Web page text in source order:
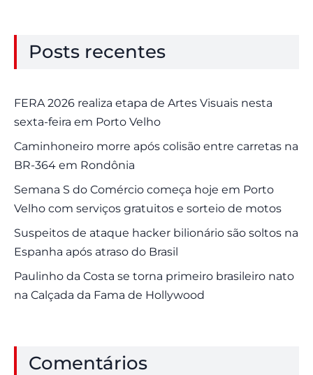
Posts recentes
FERA 2026 realiza etapa de Artes Visuais nesta
sexta-feira em Porto Velho
Caminhoneiro morre após colisão entre carretas na
BR-364 em Rondônia
Semana S do Comércio começa hoje em Porto
Velho com serviços gratuitos e sorteio de motos
Suspeitos de ataque hacker bilionário são soltos na
Espanha após atraso do Brasil
Paulinho da Costa se torna primeiro brasileiro nato
na Calçada da Fama de Hollywood
Comentários